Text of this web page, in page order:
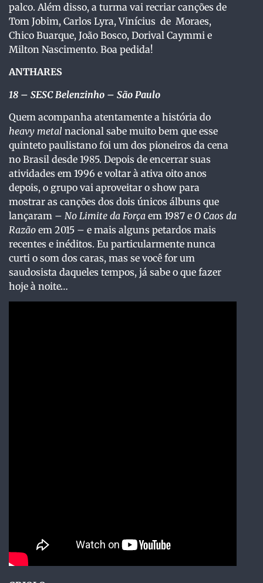
palco. Além disso, a turma vai recriar canções de
Tom Jobim, Carlos Lyra, Vinícius de Moraes,
Chico Buarque, João Bosco, Dorival Caymmi e
Milton Nascimento. Boa pedida!
ANTHARES
18 – SESC Belenzinho – São Paulo
Quem acompanha atentamente a história do
heavy metal nacional sabe muito bem que esse
quinteto paulistano foi um dos pioneiros da cena
no Brasil desde 1985. Depois de encerrar suas
atividades em 1996 e voltar à ativa oito anos
depois, o grupo vai aproveitar o show para
mostrar as canções dos dois únicos álbuns que
lançaram – No Limite da Força em 1987 e O Caos da
Razão em 2015 – e mais alguns petardos mais
recentes e inéditos. Eu particularmente nunca
curti o som dos caras, mas se você for um
saudosista daqueles tempos, já sabe o que fazer
hoje à noite…